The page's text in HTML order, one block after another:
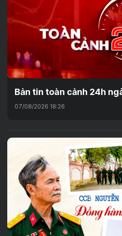
Bản tin toàn cảnh 24h
07/08/2026 18:26